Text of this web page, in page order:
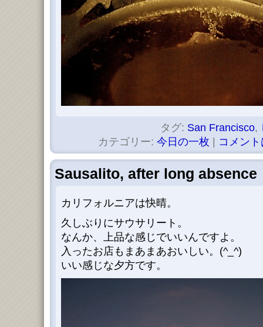
タグ: San Francisco,
カテゴリー: 今日の一枚 コメン
Sausalito, after long absence
カリフォルニアは快晴。
久しぶりにサウサリート。
なんか、上品な感じでいいんですよ。
入ったお店もまあまあおいしい。(^_^)
いい感じな夕方です。